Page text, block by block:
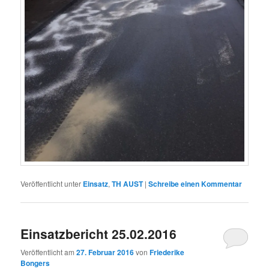
Veröffentlicht unter Einsatz,TH AUST |Schreibe einen Kommentar
Einsatzbericht 25.02.2016
Veröffentlicht am27. Februar 2016vonFriederike
Bongers